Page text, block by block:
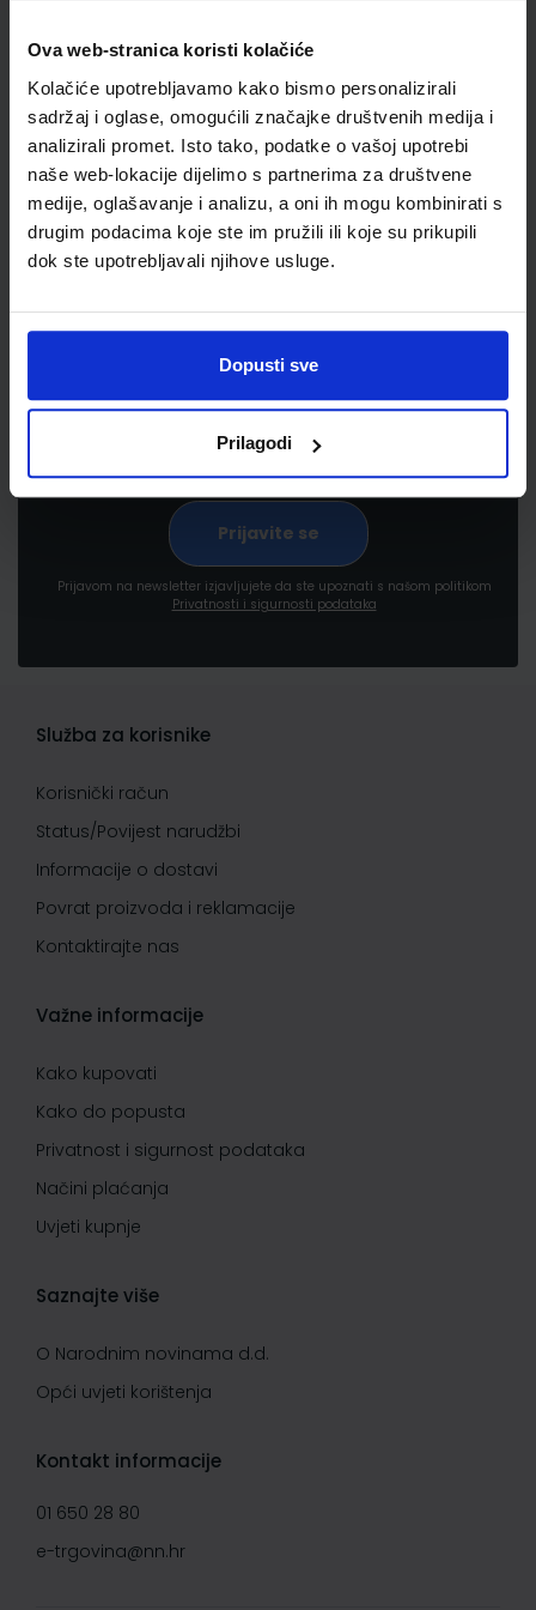
Ova web-stranica koristi kolačiće
Kolačiće upotrebljavamo kako bismo personalizirali
sadržaj i oglase, omogućili značajke društvenih medija i
analizirali promet. Isto tako, podatke o vašoj upotrebi
naše web-lokacije dijelimo s partnerima za društvene
medije, oglašavanje i analizu, a oni ih mogu kombinirati s
drugim podacima koje ste im pružili ili koje su prikupili
dok ste upotrebljavali njihove usluge.
Dopusti sve
Prilagodi
Newsletter prijava
Prijavite se kako bi primali informacije o novim
proizvodima i uslugama, akcijama i drugim
pogodnostima
Prijavom na newsletter izjavljujete da ste upoznati s našom politikom
Privatnosti i sigurnosti podataka
Služba za korisnike
Korisnički račun
Status/Povijest narudžbi
Informacije o dostavi
Povrat proizvoda i reklamacije
Kontaktirajte nas
Važne informacije
Kako kupovati
Kako do popusta
Privatnost i sigurnost podataka
Načini plaćanja
Uvjeti kupnje
Saznajte više
O Narodnim novinama d.d.
Opći uvjeti korištenja
Kontakt informacije
01 650 28 80
e-trgovina@nn.hr